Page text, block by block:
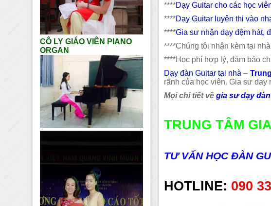
****Dạy Guitar cho các học
****Dạy Guitar luyện thi vào
****Gia sư nhận dạy đệm hát,
****Chúng tôi nhận kèm tại
****Học phí hợp lý, đảm bảo
Dạy đàn Guitar tại nhà –
rãnh của học viên. Gia sư dạy
Mọi chi tiết về gia sư dạy
TRUNG TÂM
TƯ VẤN HỌC ĐÀN
HOTLINE: 090
CÔ LY GIÁO VIÊN PIANO
ORGAN